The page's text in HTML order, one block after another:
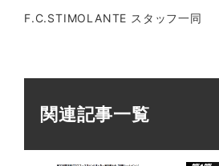
F.C.STIMOLANTE スタッフ一同
関連記事一覧